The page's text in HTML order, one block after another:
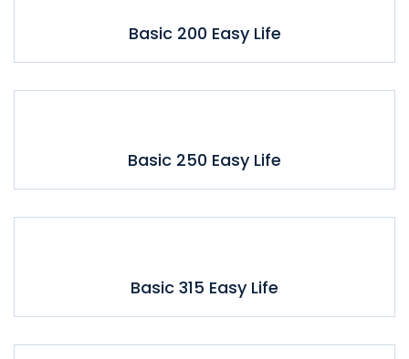
Basic 200 Easy Life
Basic 250 Easy Life
Basic 315 Easy Life